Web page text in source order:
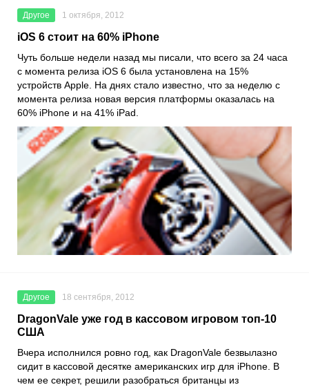
Другое 1 октября, 2012
iOS 6 стоит на 60% iPhone
Чуть больше недели назад мы писали, что всего за 24 часа
с момента релиза iOS 6 была установлена на 15%
устройств Apple. На днях стало известно, что за неделю с
момента релиза новая версия платформы оказалась на
60% iPhone и на 41% iPad.
Другое 18 сентября, 2012
DragonVale уже год в кассовом игровом топ-10
США
Вчера исполнился ровно год, как DragonVale безвылазно
сидит в кассовой десятке американских игр для iPhone. В
чем ее секрет, решили разобраться британцы из